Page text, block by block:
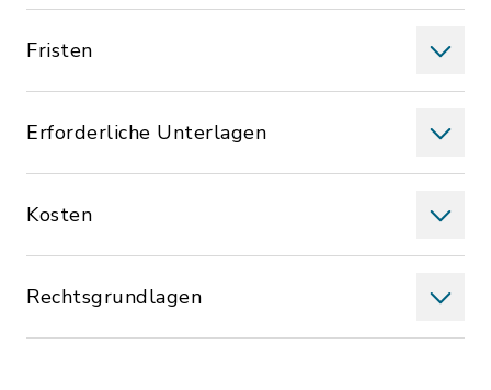
Fristen
Erforderliche Unterlagen
Kosten
Rechtsgrundlagen